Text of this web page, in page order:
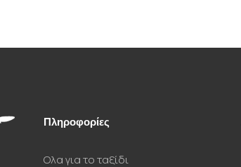
Πληροφορίες
Ολα για το ταξίδι